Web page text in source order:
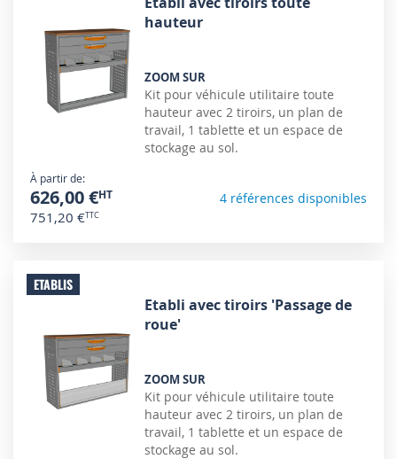
hauteur
ZOOM SUR
Kit pour véhicule utilitaire toute
hauteur avec 2 tiroirs, un plan de
travail, 1 tablette et un espace de
stockage au sol.
À partir de
626,00 €
751,20 €
4 références disponibles
ETABLIS
Etabli avec tiroirs 'Passage de
roue'
ZOOM SUR
Kit pour véhicule utilitaire toute
hauteur avec 2 tiroirs, un plan de
travail, 1 tablette et un espace de
stockage au sol.